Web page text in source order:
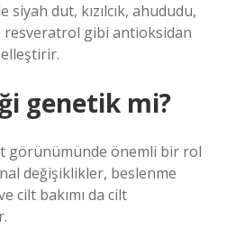
dut, kızılcık, ahududu,
gibi antioksidan
genetik mi?
görünümünde önemli bir rol
değişiklikler, beslenme
cilt bakımı da cilt